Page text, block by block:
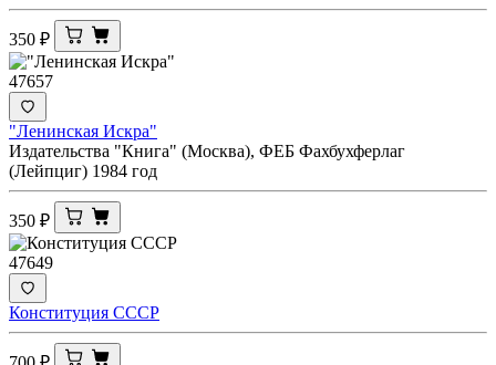
350 ₽
47657
"Ленинская Искра"
Издательства "Книга" (Москва), ФЕБ Фахбухферлаг
(Лейпциг) 1984 год
350 ₽
47649
Конституция СССР